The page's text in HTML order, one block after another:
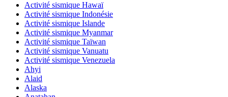
Activité sismique Hawaï
Activité sismique Indonésie
Activité sismique Islande
Activité sismique Myanmar
Activité sismique Taïwan
Activité sismique Vanuatu
Activité sismique Venezuela
Ahyi
Alaid
Alaska